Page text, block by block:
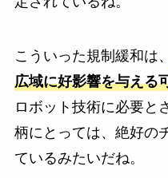
こういった規制緩和は、
広域に好影響を与える
ロボット技術に必要と
柄にとっては、絶好の
ているみたいだね。